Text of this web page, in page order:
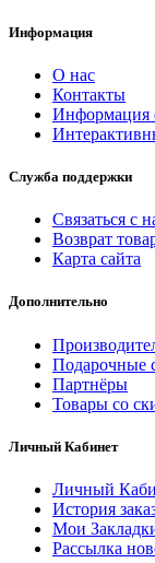
Информация
О нас
Контакты
Информация
Служба поддержки
Связаться с
Возврат
Карта сайта
Дополнительно
Подарочные
Партнёры
Товары со
Личный Кабинет
Личный
История
Мои
Рассылка